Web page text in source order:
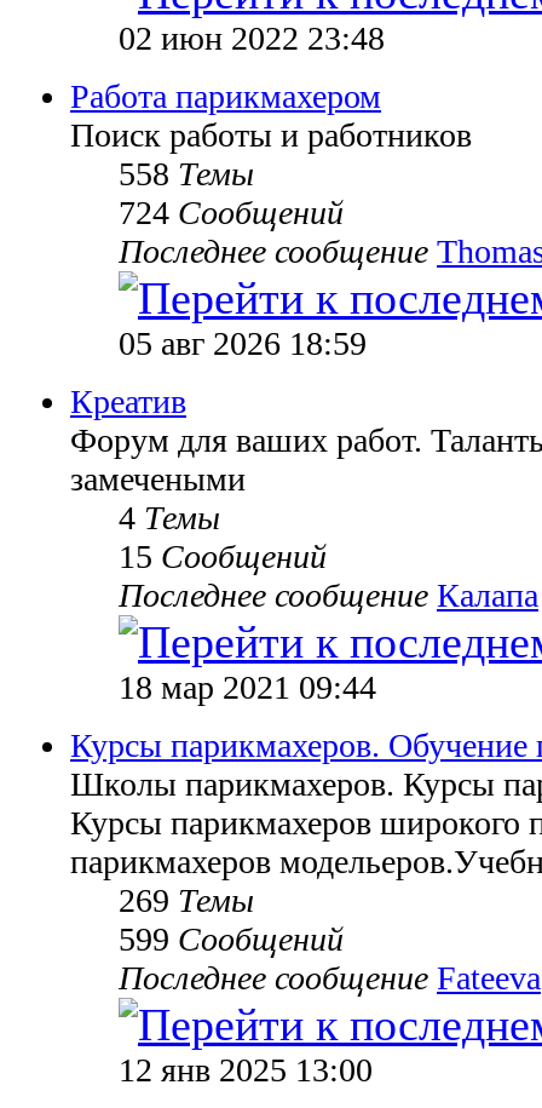
02 июн 2022 23:48
Работа парикмахером
Поиск работы и работников
558 Темы
724 Сообщений
Последнее сообщение
05 авг 2026 18:59
Креатив
Форум для ваших работ.
замечеными
4 Темы
15 Сообщений
Последнее сообщение Калапа
18 мар 2021 09:44
Курсы парикмахеров. Обучение
Школы парикмахеров. Курсы
Курсы парикмахеров широкого
парикмахеров
269 Темы
599 Сообщений
Последнее сообщение Fateeva
12 янв 2025 13:00